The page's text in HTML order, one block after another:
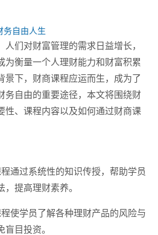
务自由人生
们对财富管理的需求日益增长，
为衡量一个人理财能力和财富积累
景下，财商课程应运而生，成为了
务自由的重要途径，本文将围绕财
性、课程内容以及如何通过财商课
通过系统性的知识传授，帮助学员
提高理财素养。
使学员了解各种理财产品的风险与
目投资。